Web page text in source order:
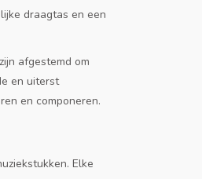
draagtas en een
afgestemd om
en uiterst
en componeren.
Elke